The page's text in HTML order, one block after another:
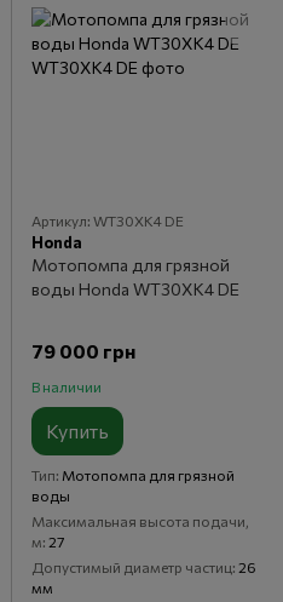
Артикул: WT30XK4 DE
Honda
Мотопомпа для грязной
воды Honda WT30XK4 DE
79 000 грн
В наличии
Купить
Тип Мотопомпа для грязной
воды
Максимальная высота подачи,
м 27
Допустимый диаметр частиц 26
мм